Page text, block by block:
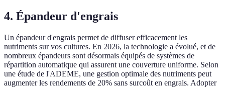
4. Épandeur d'engrais
Un épandeur d'engrais permet de diffuser efficacement les
nutriments sur vos cultures. En 2026, la technologie a évolué, et de
nombreux épandeurs sont désormais équipés de systèmes de
répartition automatique qui assurent une couverture uniforme. Selon
une étude de l'ADEME, une gestion optimale des nutriments peut
augmenter les rendements de 20% sans surcoût en engrais. Adopter